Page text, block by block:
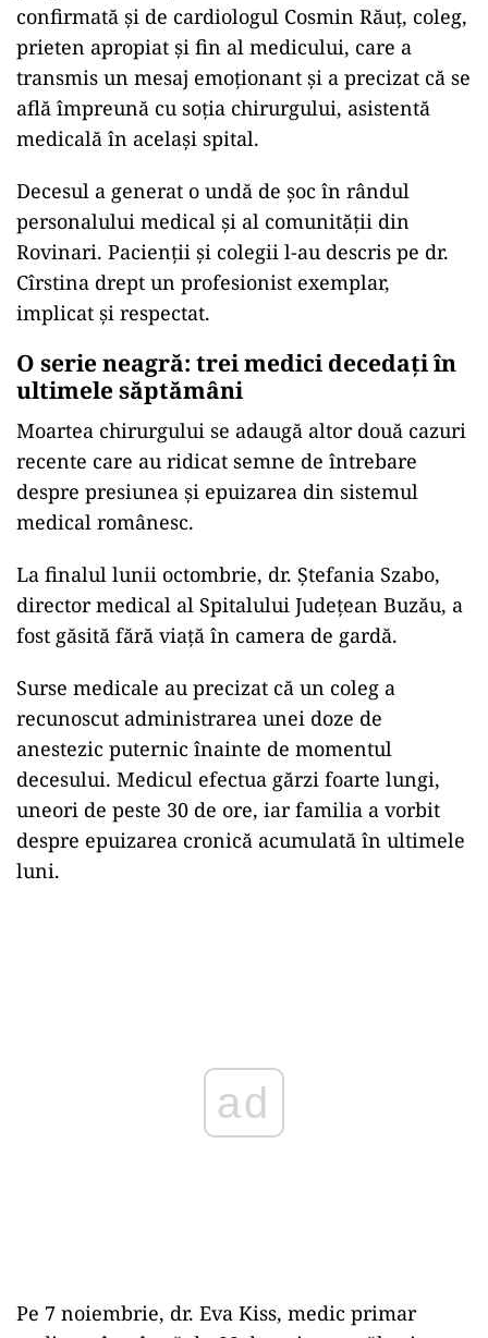
confirmată și de cardiologul Cosmin Răuț, coleg,
prieten apropiat și fin al medicului, care a
transmis un mesaj emoționant și a precizat că se
află împreună cu soția chirurgului, asistentă
medicală în același spital.
Decesul a generat o undă de șoc în rândul
personalului medical și al comunității din
Rovinari. Pacienții și colegii l-au descris pe dr.
Cîrstina drept un profesionist exemplar,
implicat și respectat.
O serie neagră: trei medici decedați în
ultimele săptămâni
Moartea chirurgului se adaugă altor două cazuri
recente care au ridicat semne de întrebare
despre presiunea și epuizarea din sistemul
medical românesc.
La finalul lunii octombrie, dr. Ștefania Szabo,
director medical al Spitalului Județean Buzău, a
fost găsită fără viață în camera de gardă.
Surse medicale au precizat că un coleg a
recunoscut administrarea unei doze de
anestezic puternic înainte de momentul
decesului. Medicul efectua gărzi foarte lungi,
uneori de peste 30 de ore, iar familia a vorbit
despre epuizarea cronică acumulată în ultimele
luni.
ad
Pe 7 noiembrie, dr. Eva Kiss, medic primar